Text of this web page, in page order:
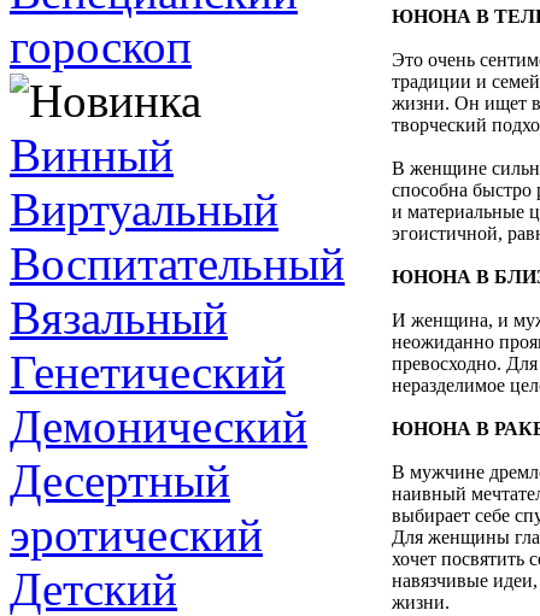
гороскоп
Винный
Виртуальный
Воспитательный
Вязальный
Генетический
Демонический
Десертный
эротический
Детский
ЮНОНА В
Это очень
традиции и
жизни. Он ищет
творческий
В женщине
способна быстро
и материальные
эгоистичной,
ЮНОНА В
И женщина, и
неожиданно
превосходно.
неразделимое
ЮНОНА В
В мужчине
наивный
выбирает себе
Для женщины
хочет посвятить
навязчивые
жизни.